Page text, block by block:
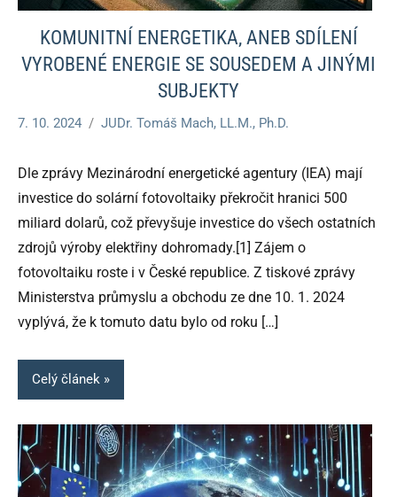
KOMUNITNÍ ENERGETIKA, ANEB SDÍLENÍ
VYROBENÉ ENERGIE SE SOUSEDEM A JINÝMI
SUBJEKTY
7. 10. 2024 JUDr. Tomáš Mach, LL.M., Ph.D.
Dle zprávy Mezinárodní energetické agentury (IEA) mají
investice do solární fotovoltaiky překročit hranici 500
miliard dolarů, což převyšuje investice do všech ostatních
zdrojů výroby elektřiny dohromady.[1] Zájem o
fotovoltaiku roste i v České republice. Z tiskové zprávy
Ministerstva průmyslu a obchodu ze dne 10. 1. 2024
vyplývá, že k tomuto datu bylo od roku […]
Celý článek